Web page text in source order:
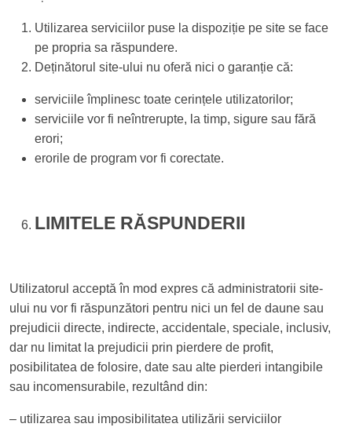
Utilizarea serviciilor puse la dispoziție pe site se face
pe propria sa răspundere.
Deținătorul site-ului nu oferă nici o garanție că:
serviciile împlinesc toate cerințele utilizatorilor;
serviciile vor fi neîntrerupte, la timp, sigure sau fără
erori;
erorile de program vor fi corectate.
LIMITELE RĂSPUNDERII
Utilizatorul acceptă în mod expres că administratorii site-
ului nu vor fi răspunzători pentru nici un fel de daune sau
prejudicii directe, indirecte, accidentale, speciale, inclusiv,
dar nu limitat la prejudicii prin pierdere de profit,
posibilitatea de folosire, date sau alte pierderi intangibile
sau incomensurabile, rezultând din:
– utilizarea sau imposibilitatea utilizării serviciilor